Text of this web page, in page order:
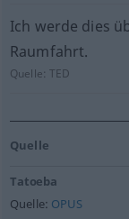
Ich werde dies
Raumfahrt.
Quelle:TED
Quelle
Tatoeba
Quelle: OPUS